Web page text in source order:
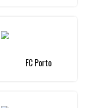
FC Porto